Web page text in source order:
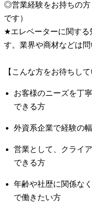
◎営業経験をお持ちの方
です）
★エレベーターに関する
す。業界や商材などは問
【こんな方をお待ちして
お客様のニーズを丁
できる方
外資系企業で経験の
営業として、クライ
できる方
年齢や社歴に関係な
で働きたい方